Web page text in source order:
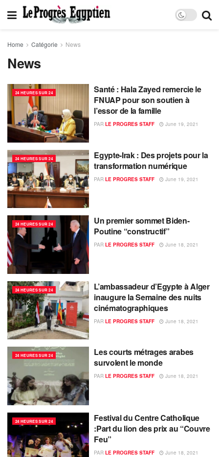
Home Catégorie News
News
24 HEURES SUR 24
Santé : Hala Zayed remercie le
FNUAP pour son soutien à
l’essor de la famille
PAR LE PROGRES STAFF June 19, 2021
24 HEURES SUR 24
Egypte-Irak : Des projets pour la
transformation numérique
PAR LE PROGRES STAFF June 19, 2021
24 HEURES SUR 24
Un premier sommet Biden-
Poutine “constructif”
PAR LE PROGRES STAFF June 18, 2021
24 HEURES SUR 24
L’ambassadeur d’Egypte à Alger
inaugure la Semaine des nuits
cinématographiques
PAR LE PROGRES STAFF June 18, 2021
24 HEURES SUR 24
Les courts métrages arabes
survolent le monde
PAR LE PROGRES STAFF June 18, 2021
24 HEURES SUR 24
Festival du Centre Catholique
:Part du lion des prix au “Couvre
Feu”
PAR LE PROGRES STAFF June 18, 2021